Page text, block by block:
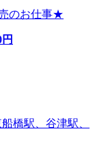
のお仕事★
円
橋駅、谷津駅、